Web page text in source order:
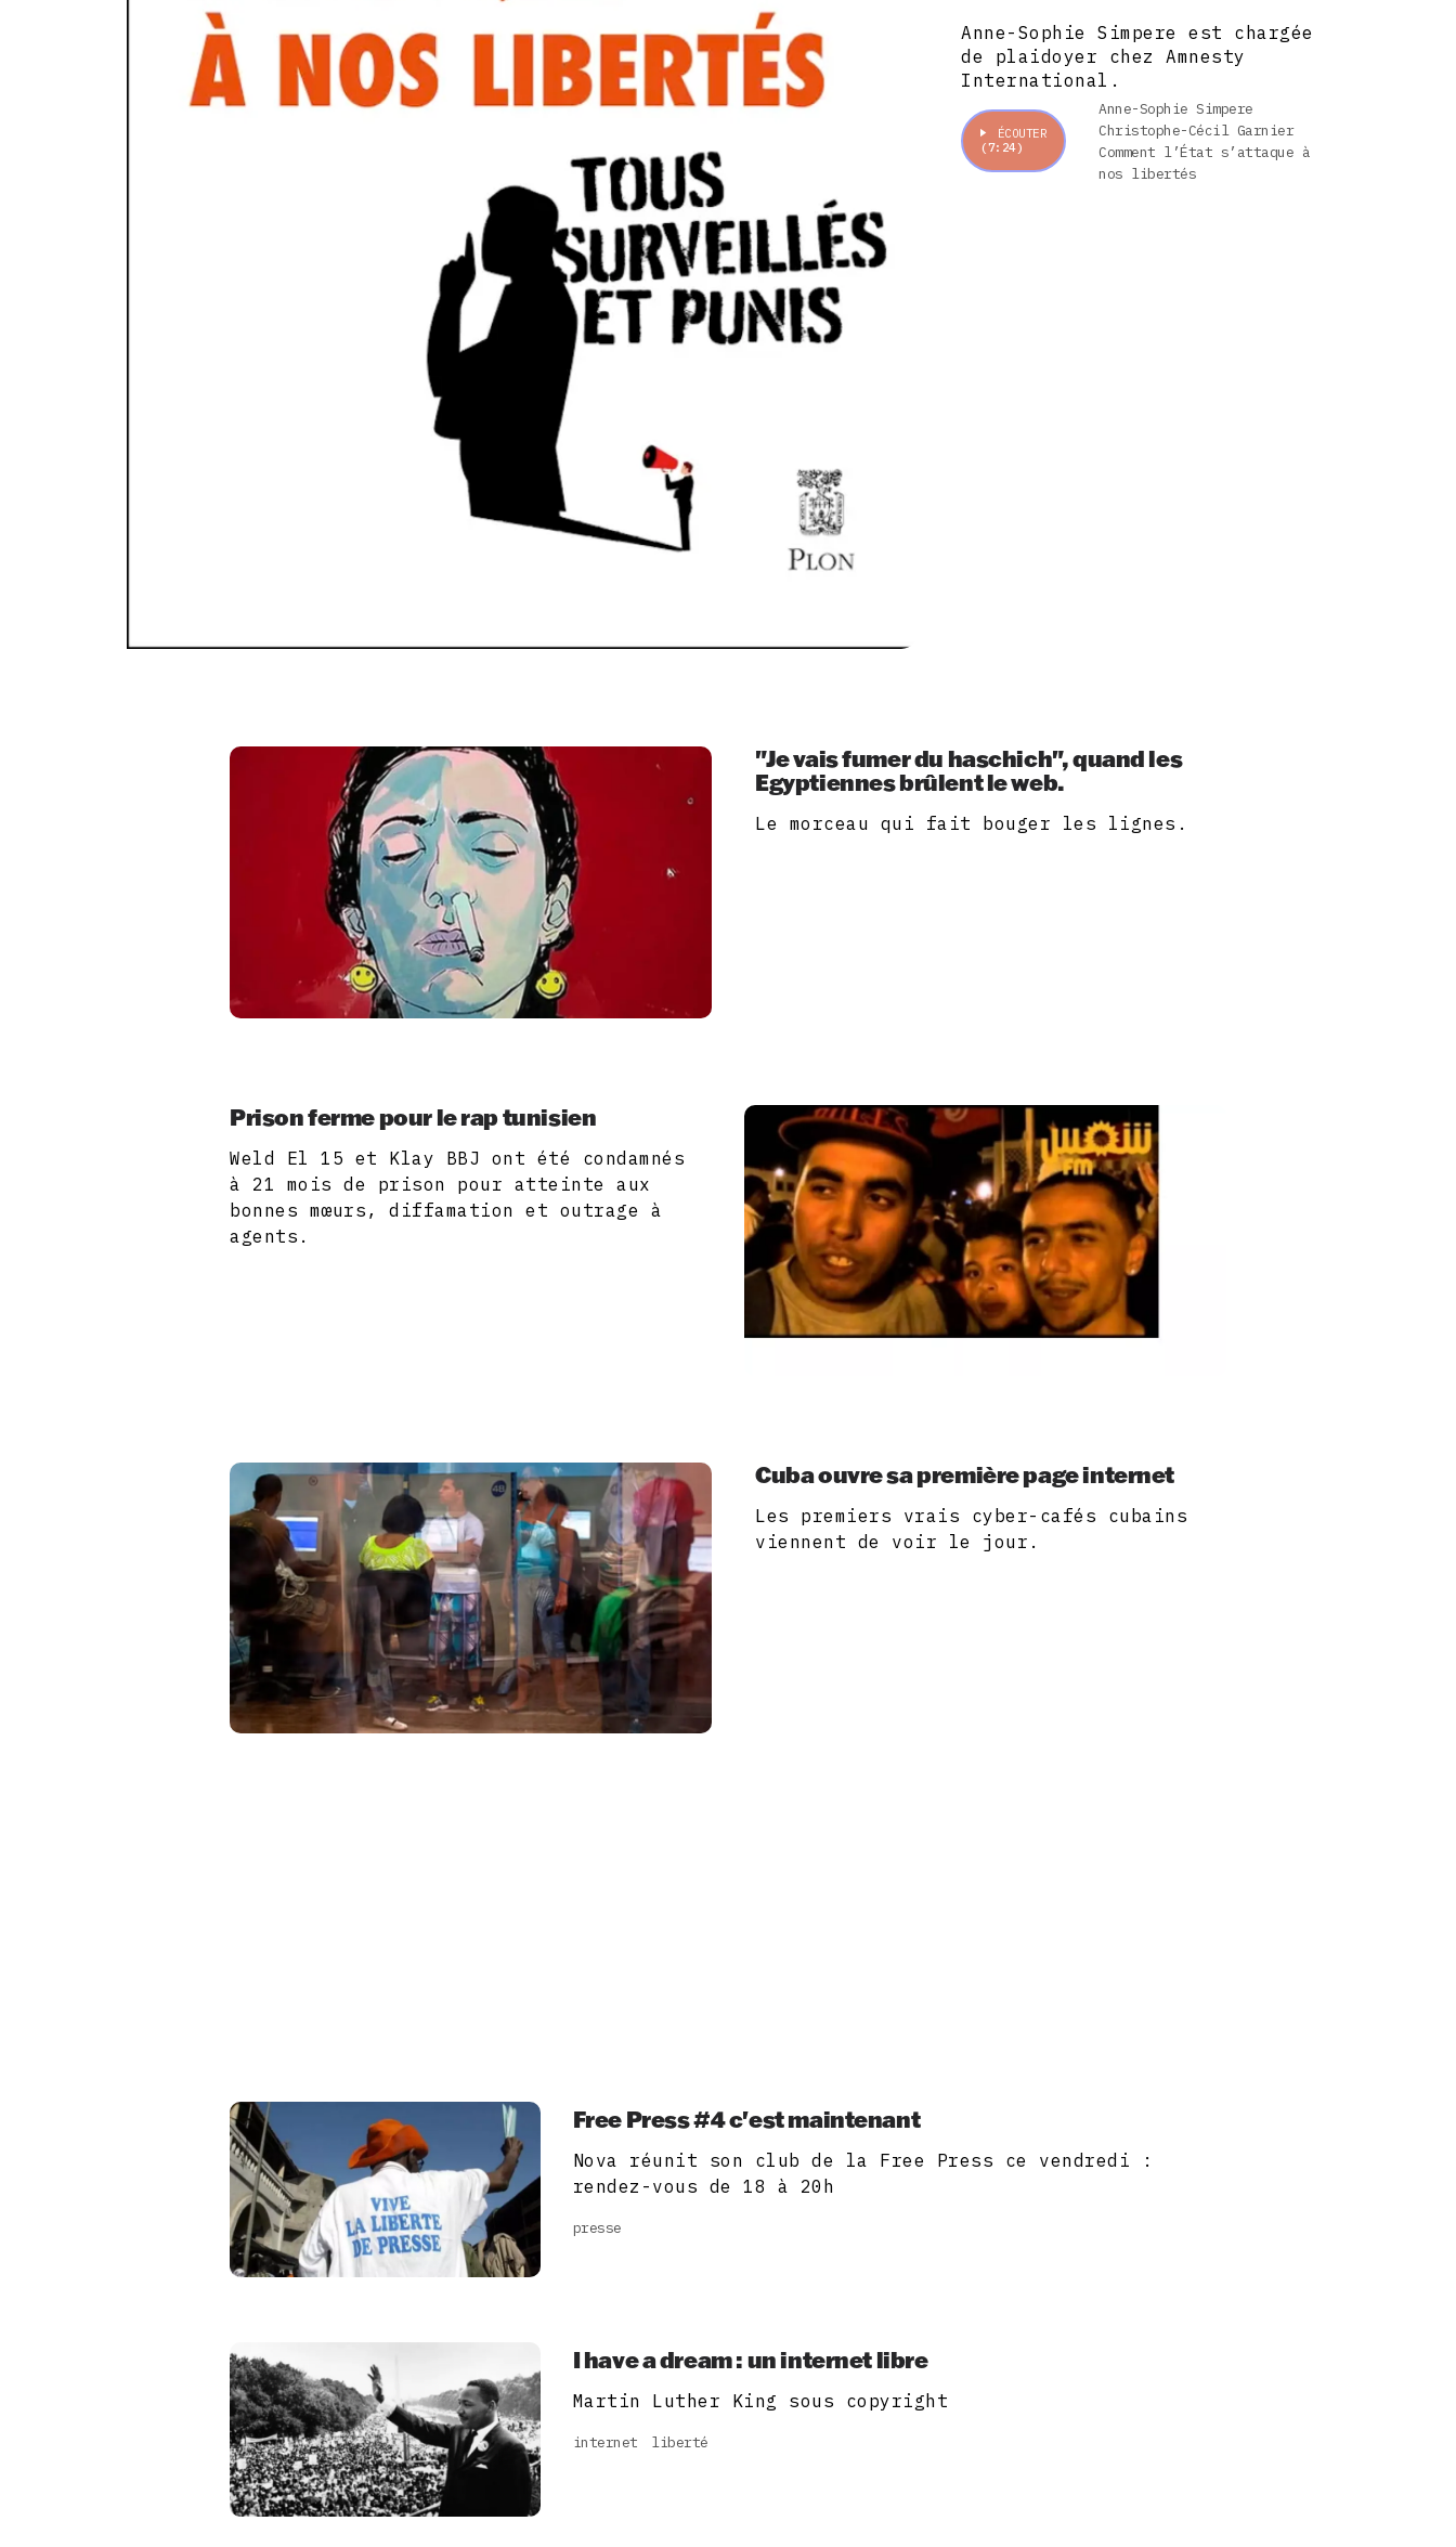
Anne-Sophie Simpere est chargée
de plaidoyer chez Amnesty
International.
ÉCOUTER
(7:24)
Anne-Sophie Simpere
Christophe-Cécil Garnier
Comment l’État s’attaque à
nos libertés
"Je vais fumer du haschich", quand les
Egyptiennes brûlent le web.
Le morceau qui fait bouger les lignes.
Prison ferme pour le rap tunisien
Weld El 15 et Klay BBJ ont été condamnés
à 21 mois de prison pour atteinte aux
bonnes mœurs, diffamation et outrage à
agents.
Cuba ouvre sa première page internet
Les premiers vrais cyber-cafés cubains
viennent de voir le jour.
Free Press #4 c'est maintenant
Nova réunit son club de la Free Press ce vendredi :
rendez-vous de 18 à 20h
presse
I have a dream : un internet libre
Martin Luther King sous copyright
internet liberté